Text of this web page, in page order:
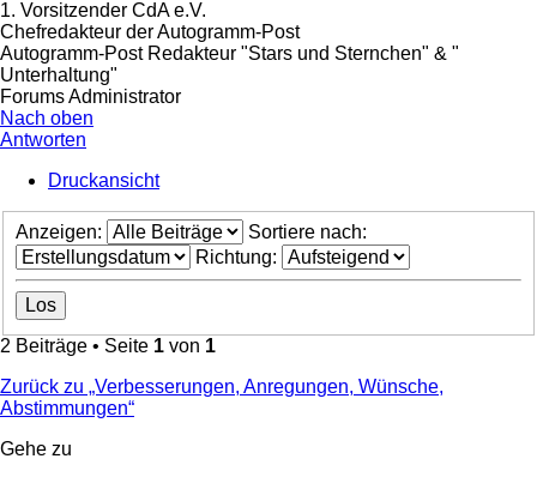
1. Vorsitzender CdA e.V.
Chefredakteur der Autogramm-Post
Autogramm-Post Redakteur "Stars und Sternchen" & "
Unterhaltung"
Forums Administrator
Nach oben
Antworten
Druckansicht
Anzeigen:
Sortiere nach:
Richtung:
2 Beiträge • Seite 1 von 1
Zurück zu „Verbesserungen, Anregungen, Wünsche,
Abstimmungen“
Gehe zu